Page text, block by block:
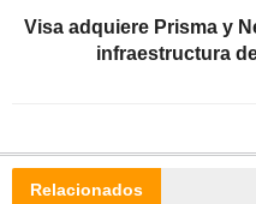
Visa adquiere Prisma y
infraestructura
Relacionados